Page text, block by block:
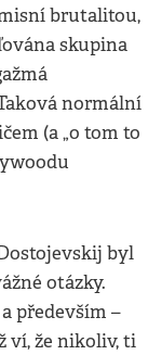
brutalitou,
skupina
normální
(a „o tom to
byl
otázky.
především –
ví, že nikoliv, ti